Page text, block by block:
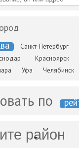
Санкт-Петербург
Красноярск
Уфа Челябинск
по
район